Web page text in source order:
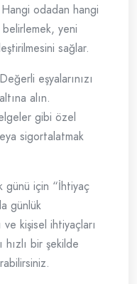
Hangi odadan hangi
yeni
sağlar.
eşyalarınızı
alın.
gibi özel
sigortalatmak
günü için “İhtiyaç
günlük
ve kişisel ihtiyaçları
hızlı bir şekilde